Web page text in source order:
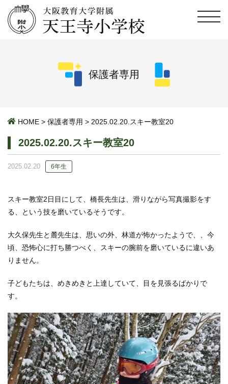
保護者専用
HOME > 保護者専用 > 2025.02.20.スキー教室20
2025.02.20.スキー教室20
2025.02.20 6年生
スキー教室2日目にして、橋長先生は、滑りながら写真撮影をす
る、という技を磨いているそうです。
大久保先生と麓先生は、思いの外、林道が怖かったようで、、今
頃、恐怖心に打ち勝つべく、スキーの腕前を磨いているに違いあ
りません。
子どもたちは、めきめきと上達していて、目を見張るばかりで
す。